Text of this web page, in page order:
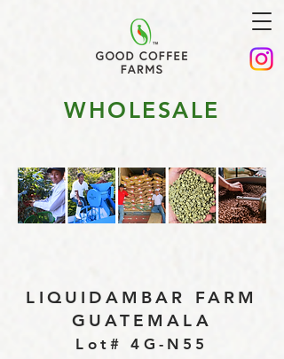
WHOLESALE
LIQUIDAMBAR FARM
GUATEMALA
Lot# 4G-N55